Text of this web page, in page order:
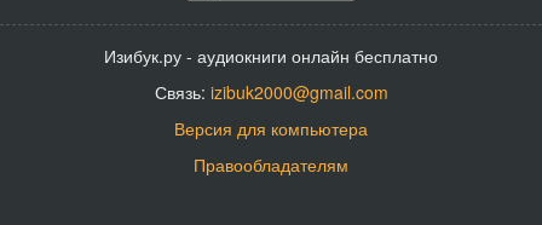
Изибук.ру - аудиокниги онлайн бесплатно
Связь: izibuk2000@gmail.com
Версия для компьютера
Правообладателям